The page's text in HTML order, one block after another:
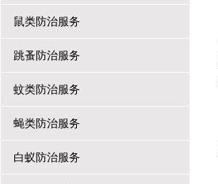
鼠类防治服务
跳蚤防治服务
蚊类防治服务
蝇类防治服务
白蚁防治服务